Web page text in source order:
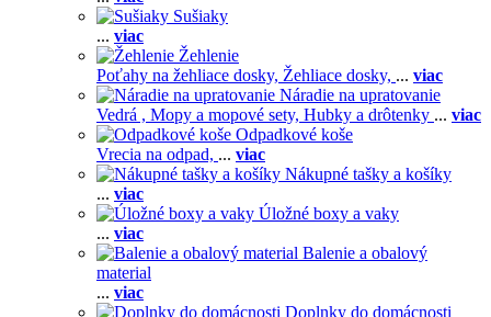
Sušiaky
... viac
Žehlenie
Poťahy na žehliace dosky, Žehliace dosky, ... viac
Náradie na upratovanie
Vedrá , Mopy a mopové sety, Hubky a drôtenky ... viac
Odpadkové koše
Vrecia na odpad, ... viac
Nákupné tašky a košíky
... viac
Úložné boxy a vaky
... viac
Balenie a obalový
material
... viac
Doplnky do domácnosti